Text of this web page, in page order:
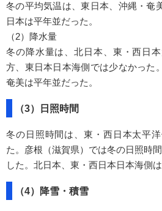
冬の平均気温は、東日本、沖縄・奄
日本は平年並だった。
（2）降水量
冬の降水量は、北日本、東・西日
方、東日本日本海側では少なかった
奄美は平年並だった。
（3）日照時間
冬の日照時間は、東・西日本太平
た。彦根（滋賀県）では冬の日照時
した。北日本、東・西日本日本海側は
（4）降雪・積雪